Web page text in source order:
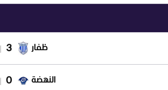
ظفار 3
النهضة 0